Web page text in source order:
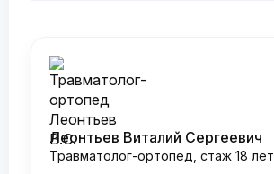
Леонтьев Виталий Сергеевич
Травматолог-ортопед, стаж 18 лет